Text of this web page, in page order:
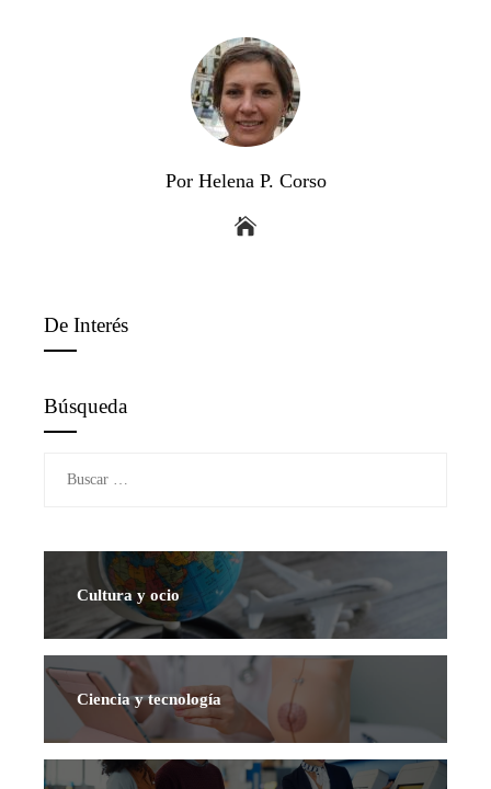
Por Helena P. Corso
De Interés
Búsqueda
Cultura y ocio
Ciencia y tecnología